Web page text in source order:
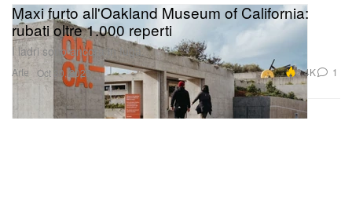
Arte
Maxi furto all'Oakland Museum of California:
rubati oltre 1.000 reperti
I ladri sono ancora in fuga.
Oct 30, 2025 2.4K 1